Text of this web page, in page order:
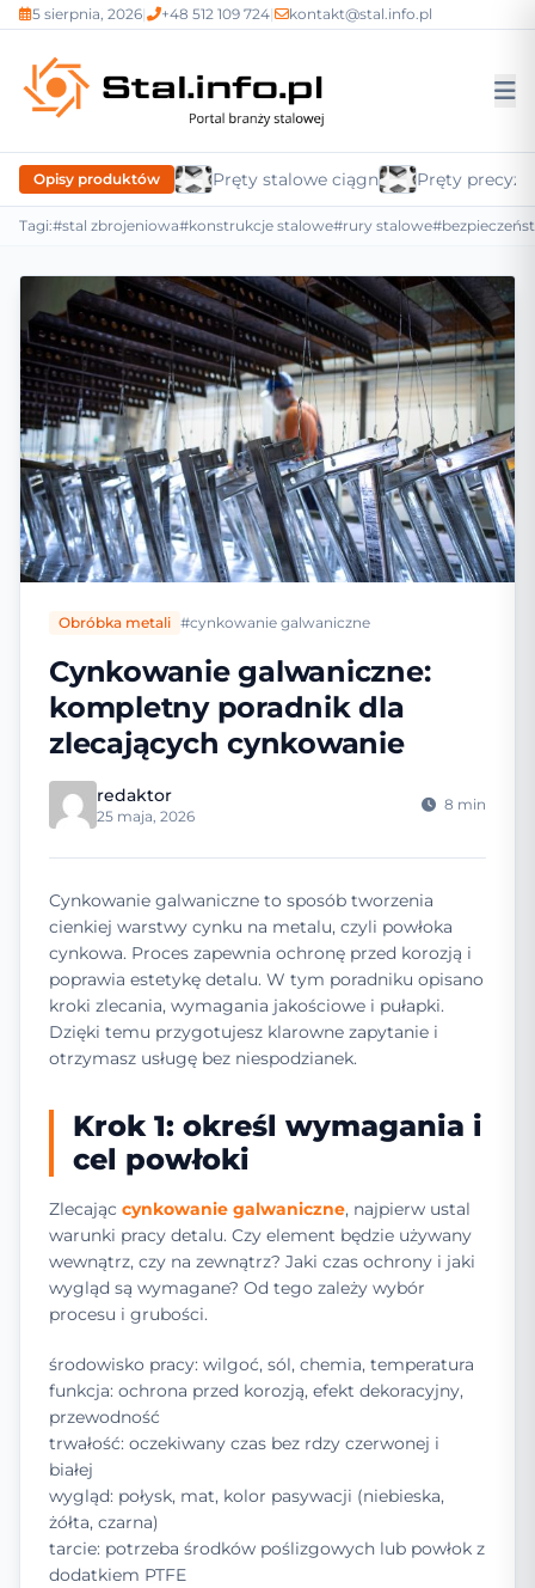
5 sierpnia, 2026| +48 512 109 724| kontakt@stal.info.pl
Opisy produktów Pręty stalowe ciągnionePręty
Tagi:#stal zbrojeniowa#konstrukcje stalowe#rury stalowe
Obróbka metali #cynkowanie galwaniczne
Cynkowanie galwaniczne:
kompletny poradnik dla
zlecających cynkowanie
redaktor
25 maja, 2026
8 min
Cynkowanie galwaniczne to sposób tworzenia
cienkiej warstwy cynku na metalu, czyli powłoka
cynkowa. Proces zapewnia ochronę przed korozją i
poprawia estetykę detalu. W tym poradniku opisano
kroki zlecania, wymagania jakościowe i pułapki.
Dzięki temu przygotujesz klarowne zapytanie i
otrzymasz usługę bez niespodzianek.
Krok 1: określ wymagania i
cel powłoki
Zlecając cynkowanie galwaniczne, najpierw ustal
warunki pracy detalu. Czy element będzie używany
wewnątrz, czy na zewnątrz? Jaki czas ochrony i jaki
wygląd są wymagane? Od tego zależy wybór
procesu i grubości.
środowisko pracy: wilgoć, sól, chemia, temperatura
funkcja: ochrona przed korozją, efekt dekoracyjny,
przewodność
trwałość: oczekiwany czas bez rdzy czerwonej i
białej
wygląd: połysk, mat, kolor pasywacji (niebieska,
żółta, czarna)
tarcie: potrzeba środków poślizgowych lub powłok z
dodatkiem PTFE